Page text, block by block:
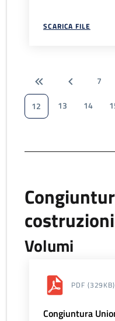
SCARICA FILE
7
12
13 14
Volumi
PDF (329KB)
Congiuntura